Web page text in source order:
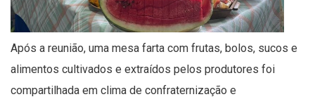
Após a reunião, uma mesa farta com frutas, bolos, sucos e
alimentos cultivados e extraídos pelos produtores foi
compartilhada em clima de confraternização e